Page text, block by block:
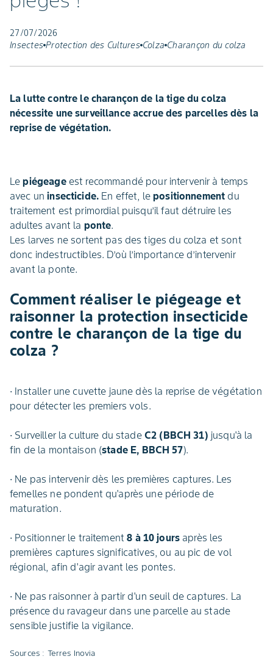
27/07/2026
Insectes Protection des Cultures Colza Charançon du colza
La lutte contre le charançon de la tige du colza
nécessite une surveillance accrue des parcelles dès la
reprise de végétation.
Lepiégeage est recommandé pour intervenir à temps
avec uninsecticide. En effet, lepositionnement du
traitement est primordial puisqu’il faut détruire les
adultes avant la ponte.
Les larves ne sortent pas des tiges du colza et sont
donc indestructibles. D’où l’importance d’intervenir
avant la ponte.
Comment réaliser le piégeage et
raisonner la protection insecticide
contre le charançon de la tige du
colza ?
· Installer une cuvette jaune dès la reprise de végétation
pour détecter les premiers vols.
· Surveiller la culture du stade C2 (BBCH 31) jusqu'à la
fin de la montaison (stade E, BBCH 57).
· Ne pas intervenir dès les premières captures. Les
femelles ne pondent qu'après une période de
maturation.
· Positionner le traitement8 à 10 jours après les
premières captures significatives, ou au pic de vol
régional, afin d'agir avant les pontes.
· Ne pas raisonner à partir d'un seuil de captures. La
présence du ravageur dans une parcelle au stade
sensible justifie la vigilance.
Sources : Terres Inovia